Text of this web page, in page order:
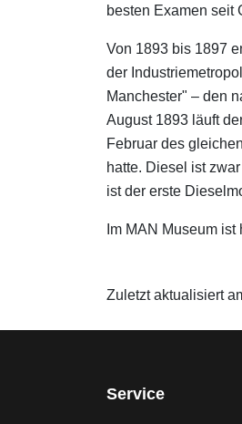
besten Examen seit
Von 1893 bis 1897
der
Manchester" – den
August 1893 läuft
Februar des
hatte. Diesel ist
ist der erste
Im MAN Museum
Zuletzt aktualisiert
Service